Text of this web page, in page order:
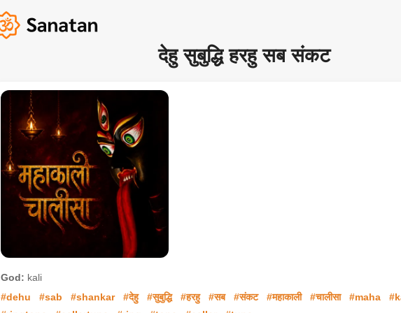
देहु सुबुद्धि हरहु सब संकट
God: kali
#dehu
#sab #shankar #देहु #सुबुद्धि #हरहु #सब #संकट #महाकाली #चालीसा #maha